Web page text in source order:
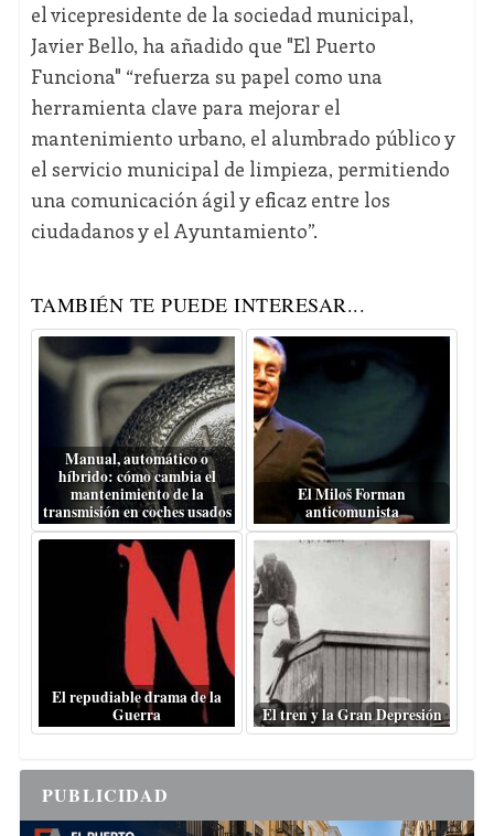
el vicepresidente de la sociedad municipal,
Javier Bello, ha añadido que "El Puerto
Funciona" “refuerza su papel como una
herramienta clave para mejorar el
mantenimiento urbano, el alumbrado público y
el servicio municipal de limpieza, permitiendo
una comunicación ágil y eficaz entre los
ciudadanos y el Ayuntamiento”.
TAMBIÉN TE PUEDE INTERESAR...
Manual, automático o
híbrido: cómo cambia el
mantenimiento de la
transmisión en coches usados
El Miloš Forman
anticomunista
El repudiable drama de la
Guerra
El tren y la Gran Depresión
PUBLICIDAD